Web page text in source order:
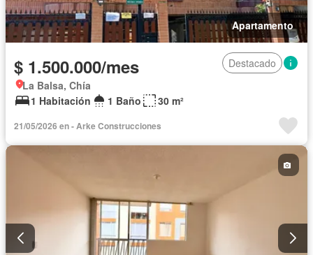
Apartamento
$ 1.500.000/mes
Destacado
La Balsa, Chía
1 Habitación
1 Baño 30 m²
21/05/2026 en - Arke Construcciones